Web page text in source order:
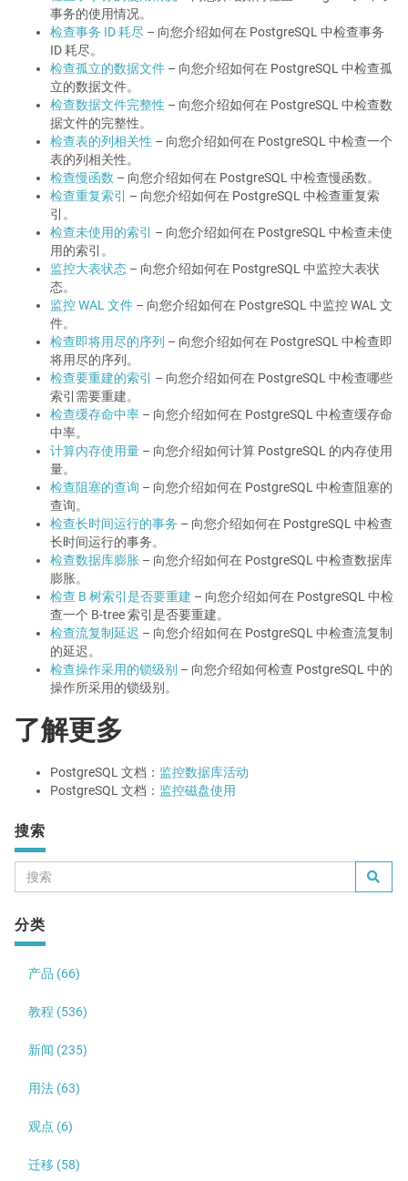
事务的使用情况。
检查事务 ID 耗尽 – 向您介绍如何在 PostgreSQL 中检查事务
ID 耗尽。
检查孤立的数据文件 – 向您介绍如何在 PostgreSQL 中检查孤
立的数据文件。
检查数据文件完整性 – 向您介绍如何在 PostgreSQL 中检查数
据文件的完整性。
检查表的列相关性 – 向您介绍如何在 PostgreSQL 中检查一个
表的列相关性。
检查慢函数 – 向您介绍如何在 PostgreSQL 中检查慢函数。
检查重复索引
– 向您介绍如何在 PostgreSQL 中检查重复索
引。
检查未使用的索引
– 向您介绍如何在 PostgreSQL 中检查未使
用的索引。
监控大表状态 – 向您介绍如何在 PostgreSQL 中监控大表状
态。
监控 WAL 文件 – 向您介绍如何在 PostgreSQL 中监控 WAL 文
件。
检查即将用尽的序列 – 向您介绍如何在 PostgreSQL 中检查即
将用尽的序列。
检查要重建的索引
– 向您介绍如何在 PostgreSQL 中检查哪些
索引需要重建。
检查缓存命中率 – 向您介绍如何在 PostgreSQL 中检查缓存命
中率。
计算内存使用量 – 向您介绍如何计算 PostgreSQL 的内存使用
量。
检查阻塞的查询 – 向您介绍如何在 PostgreSQL 中检查阻塞的
查询。
检查长时间运行的事务 – 向您介绍如何在 PostgreSQL 中检查
长时间运行的事务。
检查数据库膨胀 – 向您介绍如何在 PostgreSQL 中检查数据库
膨胀。
检查 B 树索引是否要重建 – 向您介绍如何在 PostgreSQL 中检
查一个 B-tree 索引是否要重建。
检查流复制延迟 – 向您介绍如何在 PostgreSQL 中检查流复制
的延迟。
检查操作采用的锁级别 – 向您介绍如何检查 PostgreSQL 中的
操作所采用的锁级别。
了解更多
PostgreSQL 文档： 监控数据库活动
PostgreSQL 文档： 监控磁盘使用
搜索
分类
产品 (66)
教程 (536)
新闻 (235)
用法 (63)
观点 (6)
迁移 (58)